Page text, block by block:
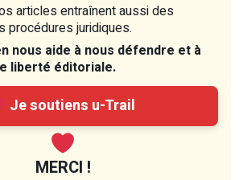
articles entraînent aussi des
procédures juridiques.
nous aide à nous défendre et à
liberté éditoriale.
Je soutiens u-Trail
MERCI !